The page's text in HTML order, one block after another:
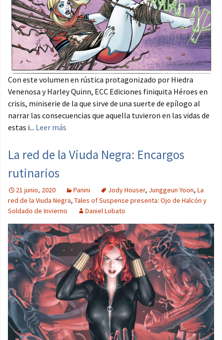
Con este volumen en rústica protagonizado por Hiedra
Venenosa y Harley Quinn, ECC Ediciones finiquita Héroes en
crisis, miniserie de la que sirve de una suerte de epílogo al
narrar las consecuencias que aquella tuvieron en las vidas de
estas i... Leer más
La red de la Viuda Negra: Encargos
rutinarios
21 junio, 2020 Panini Jody Houser, Junggeun Yoon, La
red de la Viuda Negra, Tales of Suspense presenta: Ojo de Halcón y
Soldado de Invierno
Daniel Lobato